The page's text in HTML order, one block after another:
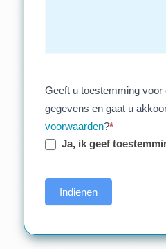
Geeft u toestemming voor
gegevens en gaat u
voorwaarden?*
Ja, ik geef
Indienen